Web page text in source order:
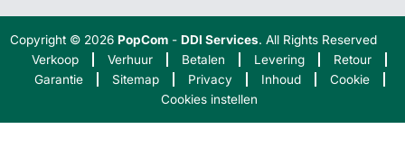
Copyright © 2026PopCom -DDI Services. All Rights Reserved
Verkoop
Verhuur Betalen Levering
Retour
Garantie
Sitemap Privacy Inhoud
Cookie
Cookies instellen